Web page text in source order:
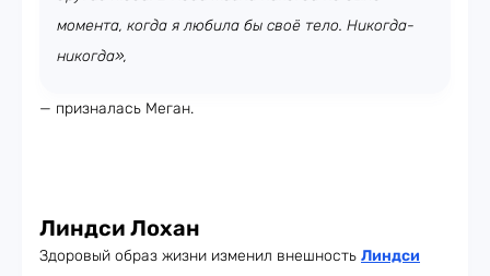
момента, когда я любила бы своё тело. Никогда-
никогда»,
— призналась Меган.
Линдси Лохан
Здоровый образ жизни изменил внешность Линдси